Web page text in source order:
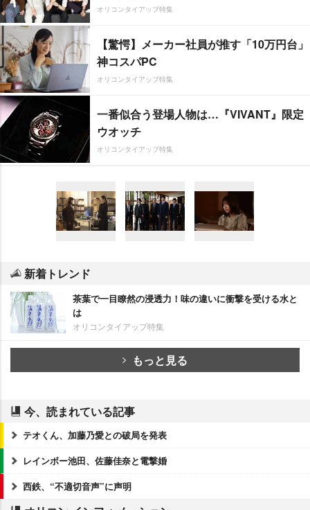
オリコンタイアップ特集
【驚愕】メーカー社員が推す「10万円台」
神コスパPC
オリコンタイアップ特集
一番似合う登場人物は…『VIVANT』限定
ウオッチ
オリコンタイアップ特集
新着トレンド
茶葉で一目瞭然の浸透力！味の違いに衝撃を受ける水と
は
オリコンタイアップ特集
もっと見る
今、読まれている記事
テオくん、加藤乃愛との破局を発表
レインボー池田、佐藤佳奈と電撃婚
西鉄、“不適切音声”に声明